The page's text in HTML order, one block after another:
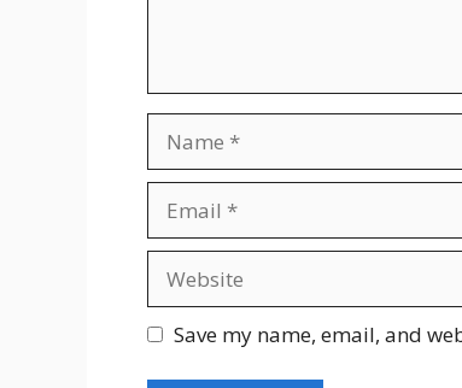
Save my name, email, and